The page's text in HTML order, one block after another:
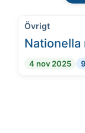
Övrigt
4 nov 2025